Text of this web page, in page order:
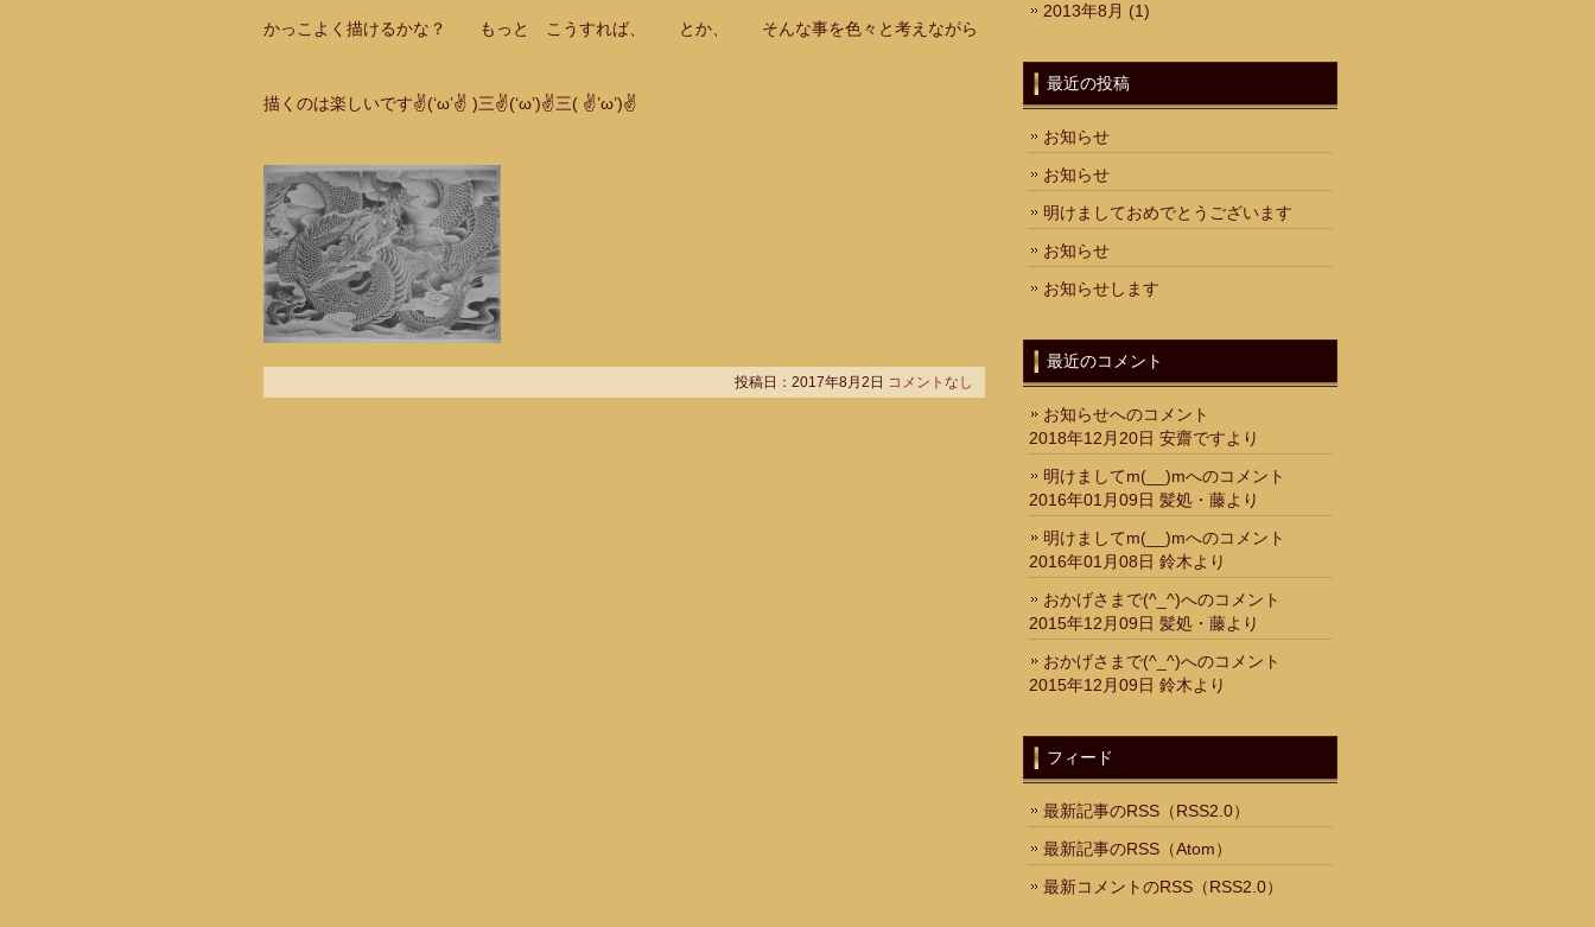
かっこよく描けるかな？ もっと こうすれば、 とか、 そんな事を色々と考えながら
描くのは楽しいです✌(‘ω’✌ )三✌(‘ω’)✌三( ✌’ω’)✌
投稿日：2017年8月2日 コメントなし
2013年8月 (1)
最近の投稿
お知らせ
お知らせ
明けましておめでとうございます
お知らせ
お知らせします
最近のコメント
お知らせへのコメント
2018年12月20日 安齋ですより
明けましてm(__)mへのコメント
2016年01月09日 髪処・藤より
明けましてm(__)mへのコメント
2016年01月08日 鈴木より
おかげさまで(^_^)へのコメント
2015年12月09日 髪処・藤より
おかげさまで(^_^)へのコメント
2015年12月09日 鈴木より
フィード
最新記事のRSS（RSS2.0）
最新記事のRSS（Atom）
最新コメントのRSS（RSS2.0）